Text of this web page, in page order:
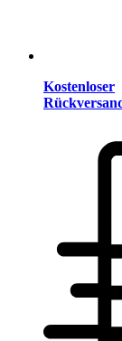
Kostenloser